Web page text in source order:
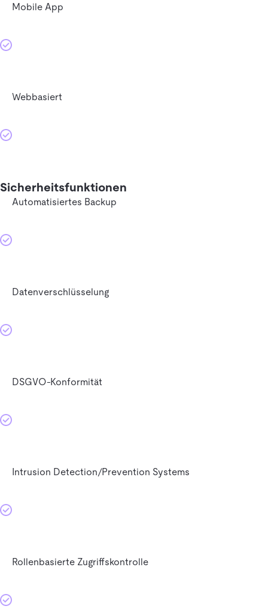
Mobile App
Webbasiert
Sicherheitsfunktionen
Automatisiertes Backup
Datenverschlüsselung
DSGVO-Konformität
Intrusion Detection/Prevention Systems
Rollenbasierte Zugriffskontrolle